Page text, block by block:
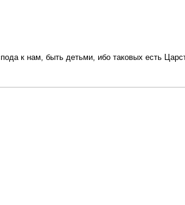
к нам, быть детьми, ибо таковых есть